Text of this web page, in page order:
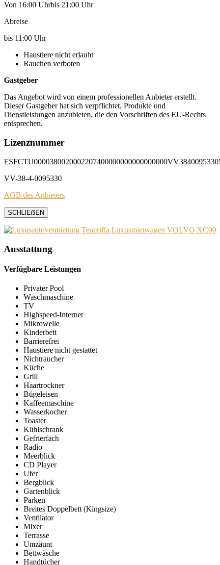
Von 16:00 Uhrbis 21:00 Uhr
Abreise
bis 11:00 Uhr
Haustiere nicht erlaubt
Rauchen verboten
Gastgeber
Das Angebot wird von einem professionellen Anbieter erstellt.
Dieser Gastgeber hat sich verpflichtet, Produkte und
Dienstleistungen anzubieten, die den Vorschriften des EU-Rechts
entsprechen.
Lizenznummer
VV-38-4-0095330
AGB des Anbieters
SCHLIEẞEN
Ausstattung
Verfügbare Leistungen
Privater Pool
Waschmaschine
TV
Highspeed-Internet
Mikrowelle
Kinderbett
Barrierefrei
Haustiere nicht gestattet
Nichtraucher
Küche
Grill
Haartrockner
Bügeleisen
Kaffeemaschine
Wasserkocher
Toaster
Kühlschrank
Gefrierfach
Radio
Meerblick
CD Player
Ufer
Bergblick
Gartenblick
Parken
Breites Doppelbett (Kingsize)
Ventilator
Mixer
Terrasse
Umzäunt
Bettwäsche
Handtücher